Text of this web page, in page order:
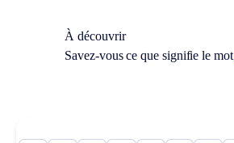
À découvrir
Savez-vous ce que signifie le mot